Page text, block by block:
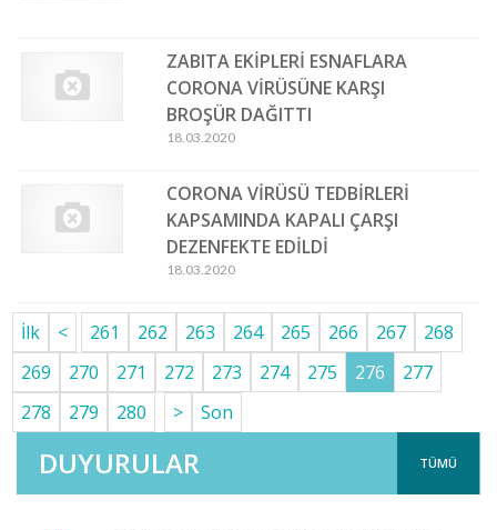
TÜMÜ
DUYURULAR
ZABITA EKİPLERİ ESNAFLARA
CORONA VİRÜSÜNE KARŞI
BROŞÜR DAĞITTI
18.03.2020
CORONA VİRÜSÜ TEDBİRLERİ
KAPSAMINDA KAPALI ÇARŞI
DEZENFEKTE EDİLDİ
18.03.2020
İlk < 261 262 263 264 265 266 267
268
269
270 271 272 273 274 275 276
277
278
279 280 > Son